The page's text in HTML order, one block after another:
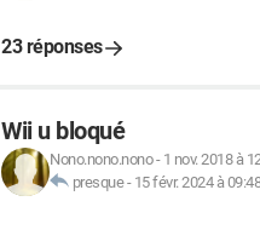
23 réponses
Wii u bloqué
Nono.nono.nono- 1 nov. 2018 à
presque- 15 févr. 2024 à 09:48